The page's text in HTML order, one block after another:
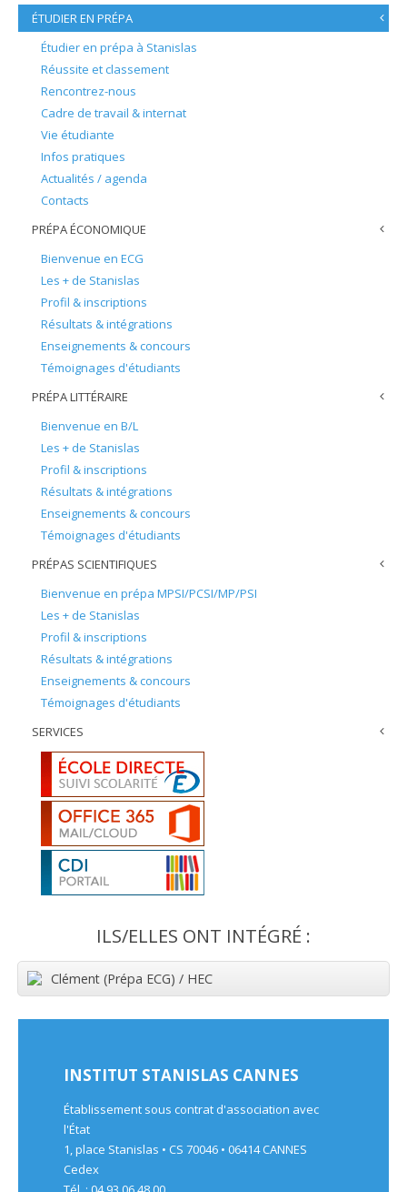
ÉTUDIER EN PRÉPA
Étudier en prépa à Stanislas
Réussite et classement
Rencontrez-nous
Cadre de travail & internat
Vie étudiante
Infos pratiques
Actualités / agenda
Contacts
PRÉPA ÉCONOMIQUE
Bienvenue en ECG
Les + de Stanislas
Profil & inscriptions
Résultats & intégrations
Enseignements & concours
Témoignages d'étudiants
PRÉPA LITTÉRAIRE
Bienvenue en B/L
Les + de Stanislas
Profil & inscriptions
Résultats & intégrations
Enseignements & concours
Témoignages d'étudiants
PRÉPAS SCIENTIFIQUES
Bienvenue en prépa MPSI/PCSI/MP/PSI
Les + de Stanislas
Profil & inscriptions
Résultats & intégrations
Enseignements & concours
Témoignages d'étudiants
SERVICES
ILS/ELLES ONT INTÉGRÉ :
Clément (Prépa ECG) / HEC
INSTITUT STANISLAS CANNES
Établissement sous contrat d'association avec
l'État
1, place Stanislas • CS 70046 • 06414 CANNES
Cedex